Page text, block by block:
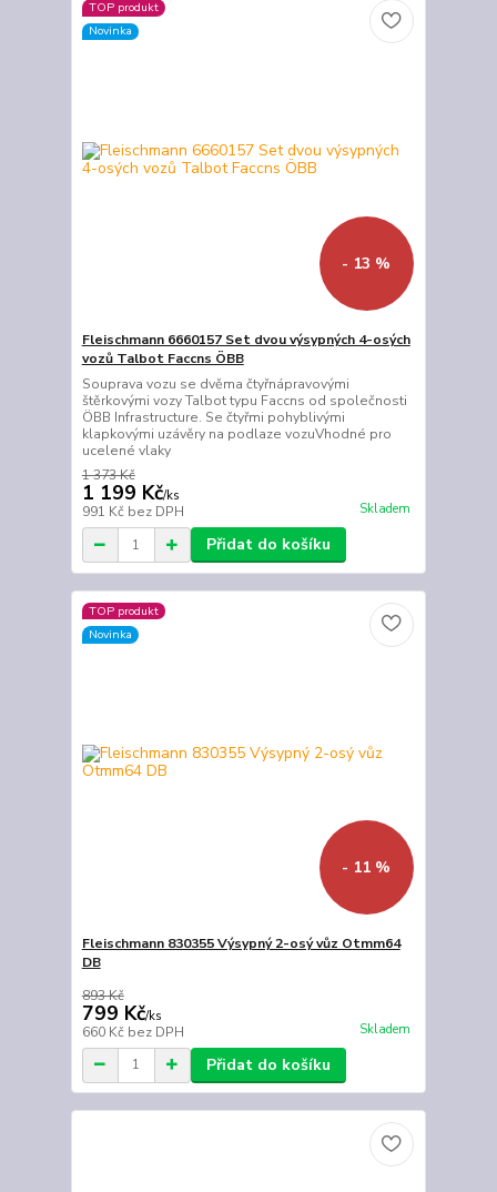
TOP produkt
Novinka
- 13 %
Fleischmann 6660157 Set dvou výsypných 4-osých
vozů Talbot Faccns ÖBB
Souprava vozu se dvěma čtyřnápravovými
štěrkovými vozy Talbot typu Faccns od společnosti
ÖBB Infrastructure. Se čtyřmi pohyblivými
klapkovými uzávěry na podlaze vozuVhodné pro
ucelené vlaky
1 373 Kč
1 199 Kč/ks
991 Kč bez DPH Skladem
Přidat do košíku
TOP produkt
Novinka
- 11 %
Fleischmann 830355 Výsypný 2-osý vůz Otmm64
DB
893 Kč
799 Kč/ks
660 Kč bez DPH Skladem
Přidat do košíku